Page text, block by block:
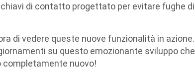
di contatto progettato per evitare fughe di
di vedere queste nuove funzionalità in azione.
su questo emozionante sviluppo che
completamente nuovo!